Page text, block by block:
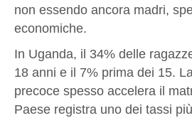
non essendo ancora madri,
economiche.
In Uganda, il 34% delle
18 anni e il 7% prima dei 15.
precoce spesso accelera il
Paese registra uno dei tassi